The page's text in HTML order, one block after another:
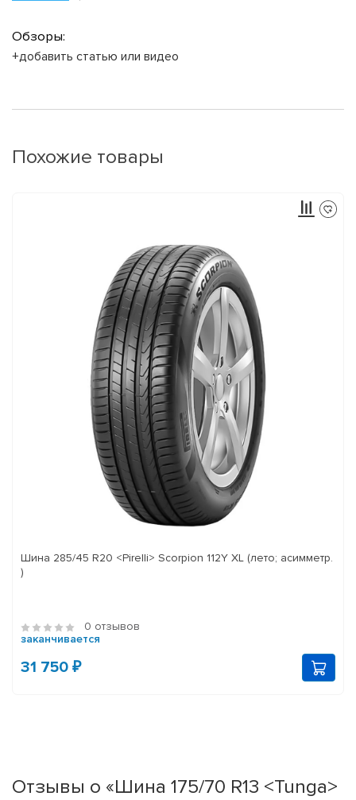
Обзоры:
+добавить статью или видео
Похожие товары
Шина 285/45 R20 <Pirelli> Scorpion 112Y XL (лето; асимметр.
)
0 отзывов
заканчивается
31 750 ₽
Отзывы о «Шина 175/70 R13 <Tunga>